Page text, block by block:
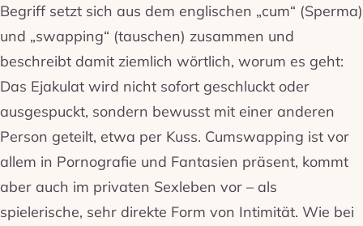
Begriff setzt sich aus dem englischen „cum“ (Sperma)
und „swapping“ (tauschen) zusammen und
beschreibt damit ziemlich wörtlich, worum es geht:
Das Ejakulat wird nicht sofort geschluckt oder
ausgespuckt, sondern bewusst mit einer anderen
Person geteilt, etwa per Kuss. Cumswapping ist vor
allem in Pornografie und Fantasien präsent, kommt
aber auch im privaten Sexleben vor – als
spielerische, sehr direkte Form von Intimität. Wie bei